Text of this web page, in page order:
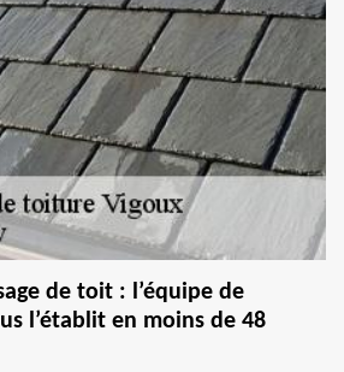
de toit : l’équipe de
l’établit en moins de 48